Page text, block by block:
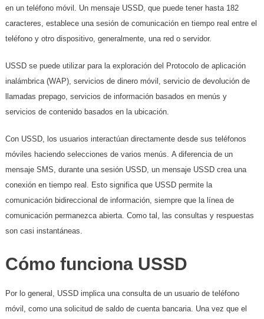
en un teléfono móvil. Un mensaje USSD, que puede tener hasta 182
caracteres, establece una sesión de comunicación en tiempo real entre el
teléfono y otro dispositivo, generalmente, una red o servidor.
USSD se puede utilizar para la exploración del Protocolo de aplicación
inalámbrica (WAP), servicios de dinero móvil, servicio de devolución de
llamadas prepago, servicios de información basados ​​en menús y
servicios de contenido basados ​​en la ubicación.
Con USSD, los usuarios interactúan directamente desde sus teléfonos
móviles haciendo selecciones de varios menús. A diferencia de un
mensaje SMS, durante una sesión USSD, un mensaje USSD crea una
conexión en tiempo real. Esto significa que USSD permite la
comunicación bidireccional de información, siempre que la línea de
comunicación permanezca abierta. Como tal, las consultas y respuestas
son casi instantáneas.
Cómo funciona USSD
Por lo general, USSD implica una consulta de un usuario de teléfono
móvil, como una solicitud de saldo de cuenta bancaria. Una vez que el